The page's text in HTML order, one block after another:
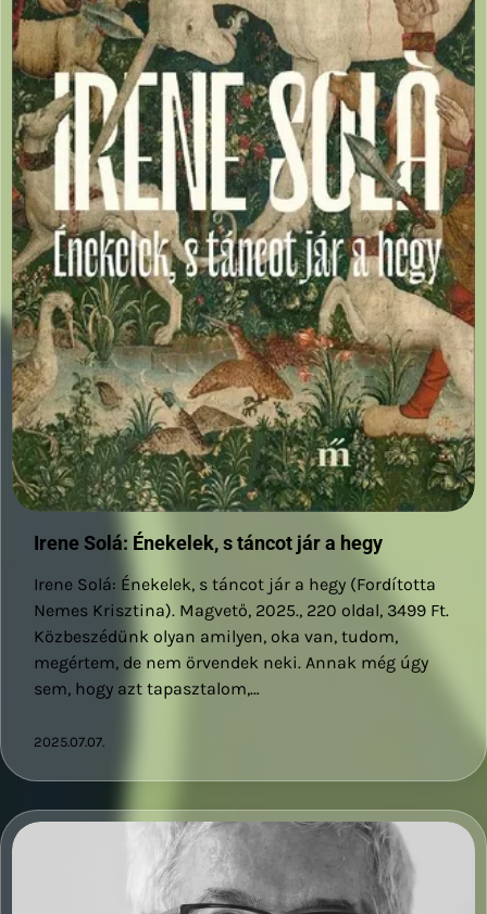
Irene Solá: Énekelek, s táncot jár a hegy
Irene Solá: Énekelek, s táncot jár a hegy (Fordította
Nemes Krisztina). Magvető, 2025., 220 oldal, 3499 Ft.
Közbeszédünk olyan amilyen, oka van, tudom,
megértem, de nem örvendek neki. Annak még úgy
sem, hogy azt tapasztalom,…
2025.07.07.